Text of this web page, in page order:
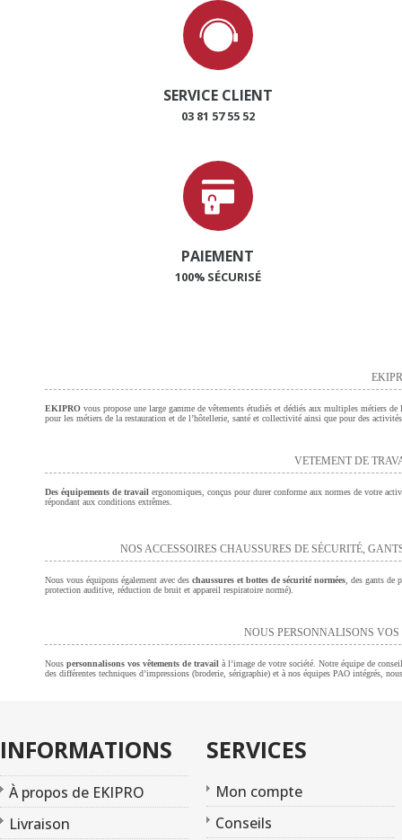
SERVICE CLIENT
03 81 57 55 52
PAIEMENT
100% SÉCURISÉ
EKIPROvous propose une large gamme de vêtements étudiés et dédiés aux multiples métiers
pour les métiers de la restauration et de l’hôtellerie, santé et collectivité ainsi que pour des
VETEMENT DE
Des équipements de travail ergonomiques, conçus pour durer conforme aux normes de votre
répondant aux conditions extrêmes.
NOS ACCESSOIRES CHAUSSURES DE SÉCURITÉ,
Nous vous équipons également avec des chaussures et bottes de sécurité normées, des gants de
protection auditive, réduction de bruit et appareil respiratoire normé).
NOUS PERSONNALISONS
Nous personnalisons vos vêtements de travail à l’image de votre société. Notre équipe de
des différentes techniques d’impressions (broderie, sérigraphie) et à nos équipes PAO intégrés,
INFORMATIONS
À propos de EKIPRO
Livraison
SERVICES
Mon compte
Conseils